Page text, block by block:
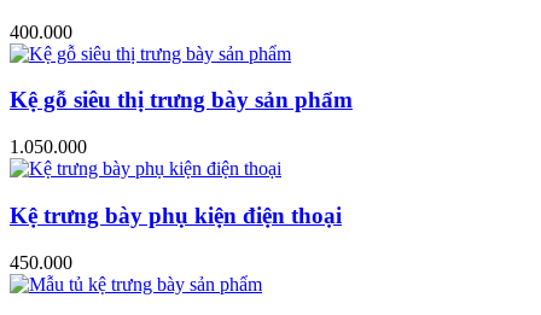
400.000
Kệ gỗ siêu thị trưng bày sản phẩm
1.050.000
Kệ trưng bày phụ kiện điện thoại
450.000